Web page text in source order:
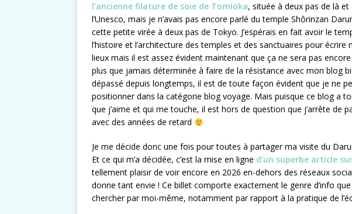
l’ancienne filature de soie de Tomioka, située à deux pas de là
l’Unesco, mais je n’avais pas encore parlé du temple Shôrinzan
cette petite virée à deux pas de Tokyo. J’espérais en fait avoir le
l’histoire et l’architecture des temples et des sanctuaires pour
lieux mais il est assez évident maintenant que ça ne sera pas
plus que jamais déterminée à faire de la résistance avec mon blog
dépassé depuis longtemps, il est de toute façon évident que je ne
positionner dans la catégorie blog voyage. Mais puisque ce blog a
que j’aime et qui me touche, il est hors de question que j’arrête de
avec des années de retard
Je me décide donc une fois pour toutes à partager ma visite du
Et ce qui m’a décidée, c’est la mise en ligne d’un superbe article
tellement plaisir de voir encore en 2026 en-dehors des réseaux
donne tant envie ! Ce billet comporte exactement le genre d’info
chercher par moi-même, notamment par rapport à la pratique de